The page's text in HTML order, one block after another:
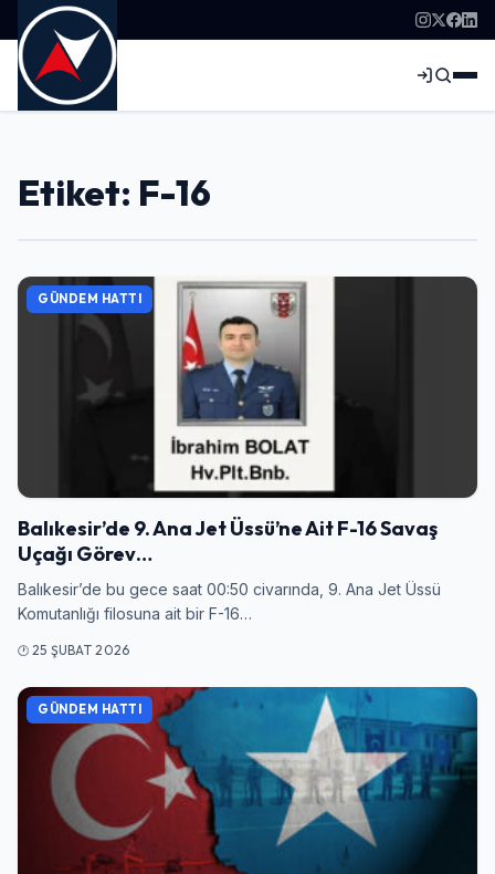
Etiket: F-16
GÜNDEM HATTI
Balıkesir’de 9. Ana Jet Üssü’ne Ait F-16 Savaş
Uçağı Görev…
Balıkesir’de bu gece saat 00:50 civarında, 9. Ana Jet Üssü
Komutanlığı filosuna ait bir F-16…
25 ŞUBAT 2026
GÜNDEM HATTI